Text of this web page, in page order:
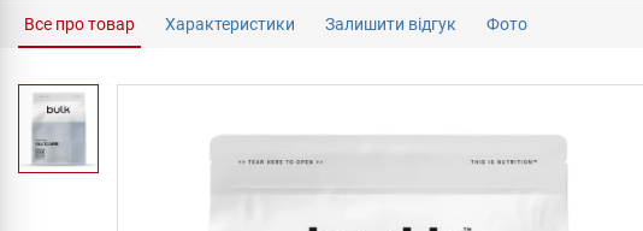
Все про товар Характеристики Залишити відгук Фото